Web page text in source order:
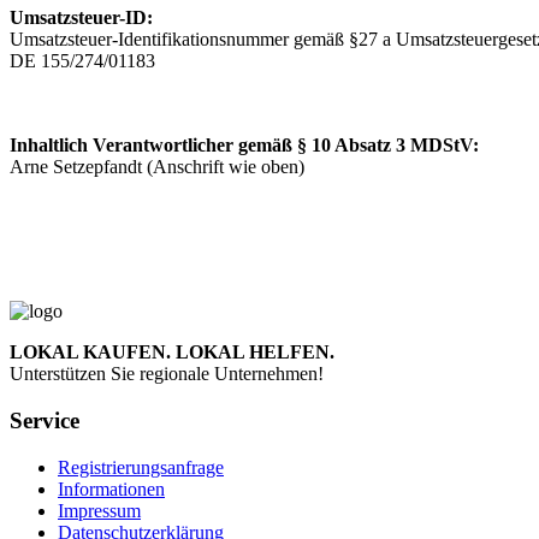
Umsatzsteuer-ID:
Umsatzsteuer-Identifikationsnummer gemäß §27 a
DE 155/274/01183
Inhaltlich Verantwortlicher gemäß § 10 Absatz 3 MDStV:
Arne Setzepfandt (Anschrift wie oben)
LOKAL KAUFEN. LOKAL HELFEN.
Unterstützen Sie regionale Unternehmen!
Service
Registrierungsanfrage
Informationen
Impressum
Datenschutzerklärung